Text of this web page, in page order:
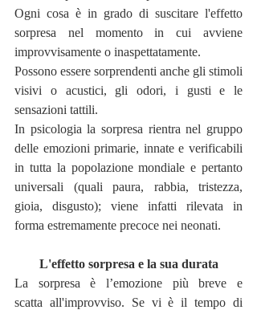
Ogni cosa è in grado di suscitare l'effetto
sorpresa nel momento in cui avviene
improvvisamente o inaspettatamente.
Possono essere sorprendenti anche gli stimoli
visivi o acustici, gli odori, i gusti e le
sensazioni tattili.
In psicologia la sorpresa rientra nel gruppo
delle emozioni primarie, innate e verificabili
in tutta la popolazione mondiale e pertanto
universali (quali paura, rabbia, tristezza,
gioia, disgusto); viene infatti rilevata in
forma estremamente precoce nei neonati.
L'effetto sorpresa e la sua durata
La sorpresa è l’emozione più breve e
scatta all'improvviso. Se vi è il tempo di